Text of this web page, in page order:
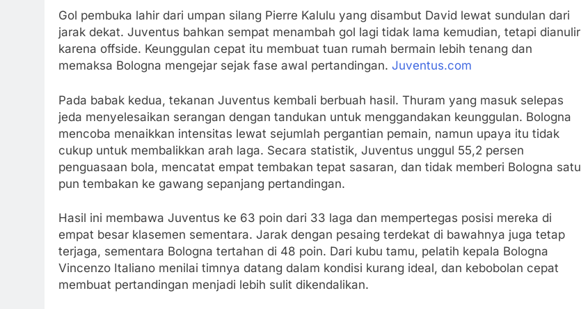
Gol pembuka lahir dari umpan silang Pierre Kalulu yang disambut David lewat sundulan dari
jarak dekat. Juventus bahkan sempat menambah gol lagi tidak lama kemudian, tetapi dianulir
karena offside. Keunggulan cepat itu membuat tuan rumah bermain lebih tenang dan
memaksa Bologna mengejar sejak fase awal pertandingan. Juventus.com
Pada babak kedua, tekanan Juventus kembali berbuah hasil. Thuram yang masuk selepas
jeda menyelesaikan serangan dengan tandukan untuk menggandakan keunggulan. Bologna
mencoba menaikkan intensitas lewat sejumlah pergantian pemain, namun upaya itu tidak
cukup untuk membalikkan arah laga. Secara statistik, Juventus unggul 55,2 persen
penguasaan bola, mencatat empat tembakan tepat sasaran, dan tidak memberi Bologna satu
pun tembakan ke gawang sepanjang pertandingan.
Hasil ini membawa Juventus ke 63 poin dari 33 laga dan mempertegas posisi mereka di
empat besar klasemen sementara. Jarak dengan pesaing terdekat di bawahnya juga tetap
terjaga, sementara Bologna tertahan di 48 poin. Dari kubu tamu, pelatih kepala Bologna
Vincenzo Italiano menilai timnya datang dalam kondisi kurang ideal, dan kebobolan cepat
membuat pertandingan menjadi lebih sulit dikendalikan.